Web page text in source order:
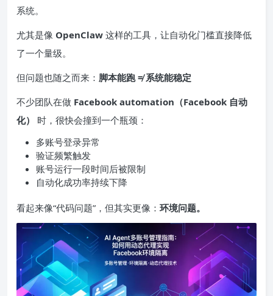
系统。
尤其是像 OpenClaw 这样的工具，让自动化门槛直接降低
了一个量级。
但问题也随之而来： 脚本能跑 ≠ 系统能稳定
不少团队在做 Facebook automation（Facebook 自动
化）
时，很快会撞到一个瓶颈：
多账号登录异常
验证频繁触发
账号运行一段时间后被限制
自动化成功率持续下降
看起来像“代码问题”，但其实更像： 环境问题。